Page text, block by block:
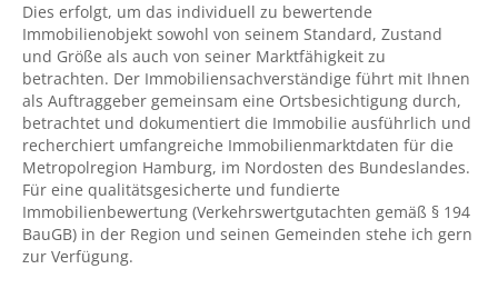
Dies erfolgt, um das individuell zu bewertende
Immobilienobjekt sowohl von seinem Standard, Zustand
und Größe als auch von seiner Marktfähigkeit zu
betrachten. Der Immobiliensachverständige führt mit Ihnen
als Auftraggeber gemeinsam eine Ortsbesichtigung durch,
betrachtet und dokumentiert die Immobilie ausführlich und
recherchiert umfangreiche Immobilienmarktdaten für die
Metropolregion Hamburg, im Nordosten des Bundeslandes.
Für eine qualitätsgesicherte und fundierte
Immobilienbewertung (Verkehrswertgutachten gemäß § 194
BauGB) in der Region und seinen Gemeinden stehe ich gern
zur Verfügung.